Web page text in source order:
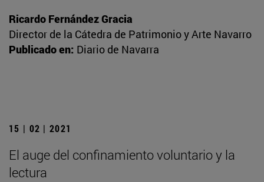
Ricardo Fernández Gracia
Director de la Cátedra de Patrimonio y Arte Navarro
Publicado en: Diario de Navarra
15 | 02 | 2021
El auge del confinamiento voluntario y la
lectura